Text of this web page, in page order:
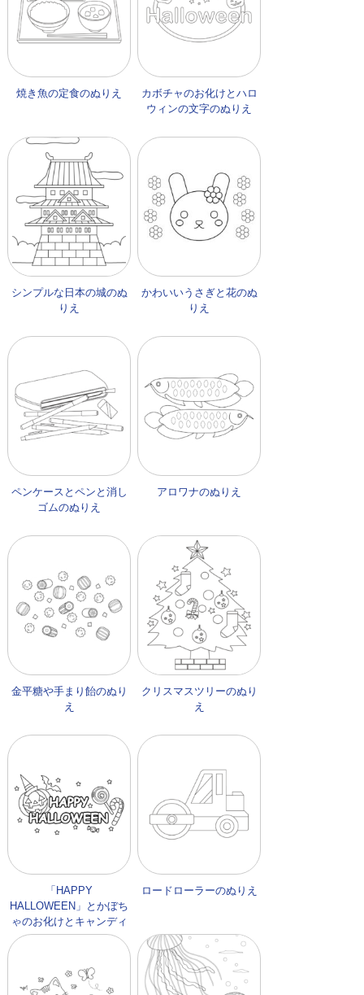
焼き魚の定食のぬりえ
カボチャのお化けとハロ
ウィンの文字のぬりえ
シンプルな日本の城のぬ
りえ
かわいいうさぎと花のぬ
りえ
ペンケースとペンと消し
ゴムのぬりえ
アロワナのぬりえ
金平糖や手まり飴のぬり
え
クリスマスツリーのぬり
え
「HAPPY
HALLOWEEN」とかぼち
ゃのお化けとキャンディ
ーのぬりえ
ロードローラーのぬりえ